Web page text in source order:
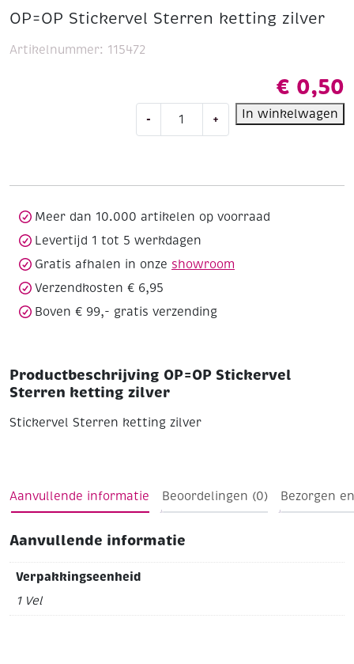
OP=OP Stickervel Sterren ketting zilver
€ 0,50
-
Stickervel
+ In winkelwagen
Artikelnummer: 115472
Meer dan 10.000 artikelen op voorraad
Levertijd 1 tot 5 werkdagen
Gratis afhalen in onze showroom
Verzendkosten € 6,95
Boven € 99,- gratis verzending
Productbeschrijving OP=OP Stickervel
Sterren ketting zilver
Stickervel Sterren ketting zilver
Aanvullende informatie Beoordelingen (0) Bezorgen
Aanvullende informatie
Verpakkingseenheid
1 Vel